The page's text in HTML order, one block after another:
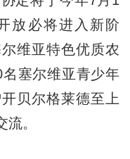
放必将进入新阶
维亚特色优质农
塞尔维亚青少年
贝尔格莱德至上
。